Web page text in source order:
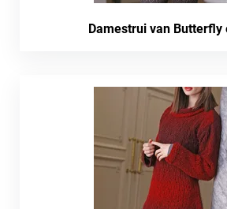
Damestrui van Butterfly